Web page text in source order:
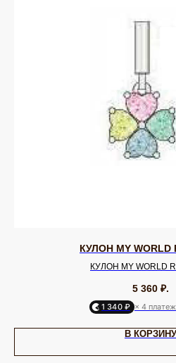
КУЛОН MY WORLD
КУЛОН MY WORLD
5 360 ₽.
1 340 ₽ × 4
В КОРЗИНУ